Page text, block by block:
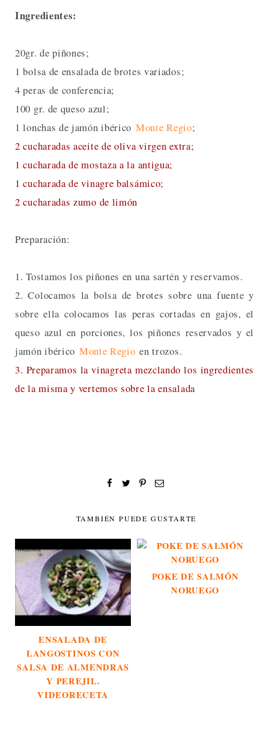
Ingredientes:
20gr. de piñones;
1 bolsa de ensalada de brotes variados;
4 peras de conferencia;
100 gr. de queso azul;
1 lonchas de jamón ibérico Monte Regio;
2 cucharadas aceite de oliva virgen extra;
1 cucharada de mostaza a la antigua;
1 cucharada de vinagre balsámico;
2 cucharadas zumo de limón
Preparación:
1. Tostamos los piñones en una sartén y reservamos.
2. Colocamos la bolsa de brotes sobre una fuente y
sobre ella colocamos las peras cortadas en gajos, el
queso azul en porciones, los piñones reservados y el
jamón ibérico Monte Regio en trozos.
3. Preparamos la vinagreta mezclando los ingredientes
de la misma y vertemos sobre la ensalada
TAMBIÉN PUEDE GUSTARTE
ENSALADA DE
LANGOSTINOS CON
SALSA DE ALMENDRAS
Y PEREJIL.
VIDEORECETA
POKE DE SALMÓN
NORUEGO